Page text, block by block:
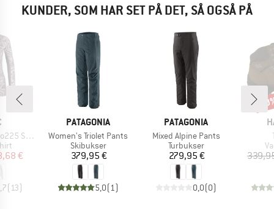
KUNDER, SOM HAR SET PÅ DET, SÅ OGSÅ PÅ
L/S
pris
€
(13)
MÆRKE
PATAGONIA
Artikel
Women's Triolet Pants
Produktgruppe
Skibukser
Pris
379,95 €
5,0(1 )
MÆRKE
PATAGONIA
Artikel
Mixed Alpine Pants
Produktgruppe
Turbukser
Pris
279,95 €
0,0(0)